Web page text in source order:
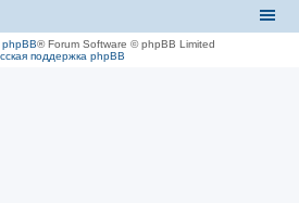
phpBB® Forum Software © phpBB Limited
поддержка phpBB